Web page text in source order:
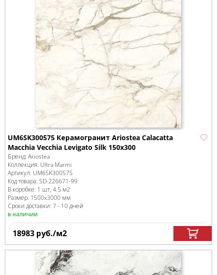
UM6SK300575 Керамогранит Ariostea Calacatta
Macchia Vecchia Levigato Silk 150x300
Бренд: Ariostea
Коллекция: Ultra Marmi
Артикул: UM6SK300575
Код товара: SD-226671-99
В коробке: 1 шт, 4.5 м2
Размер: 1500x3000 мм
Сроки доставки: 7 - 10 дней
в наличии
18983 руб./м2